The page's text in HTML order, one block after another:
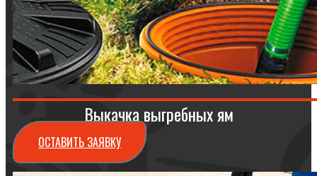
Выкачка выгребных ям
ОСТАВИТЬ ЗАЯВКУ